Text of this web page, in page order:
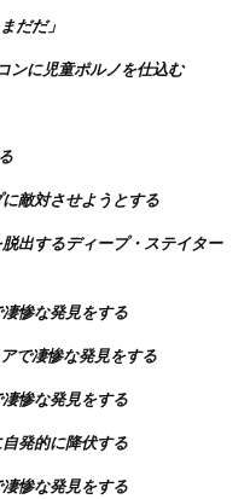
だだ」
ンに児童ポルノを仕込む
敵対させようとする
出するディープ・ステイター
惨な発見をする
で凄惨な発見をする
惨な発見をする
発的に降伏する
惨な発見をする